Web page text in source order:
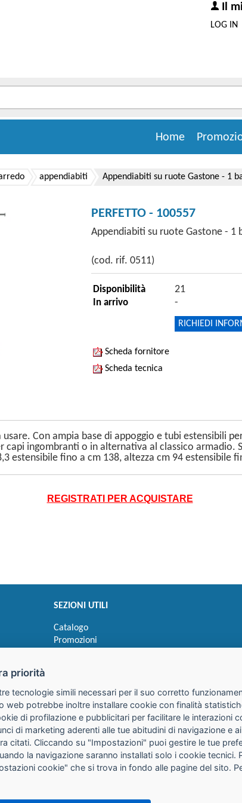
Il
LOG IN
Home
appendiabiti Appendiabiti su ruote Gastone - 1
PERFETTO - 100557
Appendiabiti su ruote Gastone - 1
(cod. rif. 0511)
Disponibilità 21
In arrivo -
RICHIEDI
Scheda fornitore
Scheda tecnica
Con ampia base di appoggio e tubi estensibili
ingombranti o in alternativa al classico armadio.
estensibile fino a cm 138, altezza cm 94 estensibile
REGISTRATI PER ACQUISTARE
SEZIONI UTILI
Catalogo
Promozioni
(BS)
priorità
tecnologie simili necessari per il suo corretto
web potrebbe inoltre installare cookie con finalità
di profilazione e pubblicitari per facilitare le interazioni
di marketing aderenti alle tue abitudini di navigazione e
citati. Cliccando su "Impostazioni" puoi gestire le tue
la navigazione saranno installati solo i cookie tecnici.
cookie" che si trova in fondo alle pagine del sito.